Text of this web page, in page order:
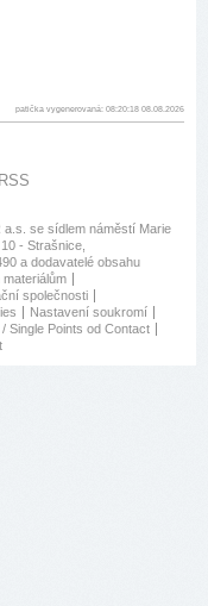
patička vygenerovaná: 08:20:18 08.08.2026
RSS
se sídlem náměstí Marie
- Strašnice,
a dodavatelé obsahu
společnosti
Nastavení soukromí
Single Points od Contact